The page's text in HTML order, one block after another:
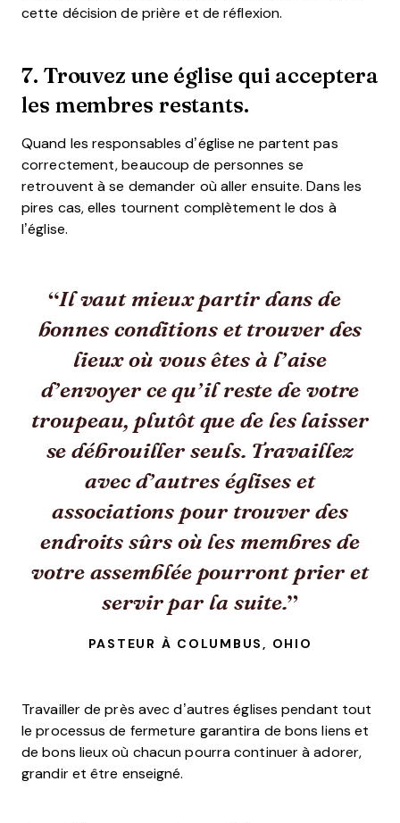
cette décision de prière et de réflexion.
7. Trouvez une église qui acceptera
les membres restants.
Quand les responsables d’église ne partent pas
correctement, beaucoup de personnes se
retrouvent à se demander où aller ensuite. Dans les
pires cas, elles tournent complètement le dos à
l’église.
Il vaut mieux partir dans de
bonnes conditions et trouver des
lieux où vous êtes à l’aise
d’envoyer ce qu’il reste de votre
troupeau, plutôt que de les laisser
se débrouiller seuls. Travaillez
avec d’autres églises et
associations pour trouver des
endroits sûrs où les membres de
votre assemblée pourront prier et
servir par la suite.
PASTEUR À COLUMBUS, OHIO
Travailler de près avec d’autres églises pendant tout
le processus de fermeture garantira de bons liens et
de bons lieux où chacun pourra continuer à adorer,
grandir et être enseigné.